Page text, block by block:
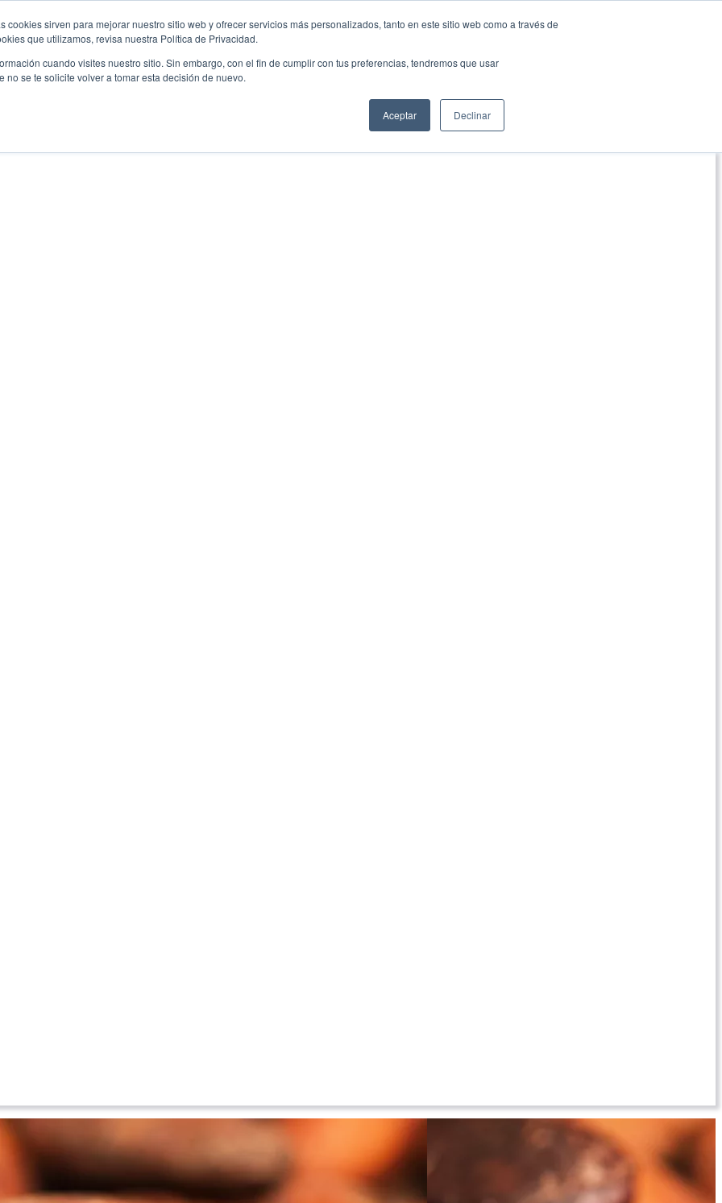
cookies sirven para mejorar nuestro sitio web y ofrecer servicios más personalizados, tanto en este sitio web como a través de
que utilizamos, revisa nuestra Política de Privacidad.
cuando visites nuestro sitio. Sin embargo, con el fin de cumplir con tus preferencias, tendremos que usar
se te solicite volver a tomar esta decisión de nuevo.
Aceptar Declinar